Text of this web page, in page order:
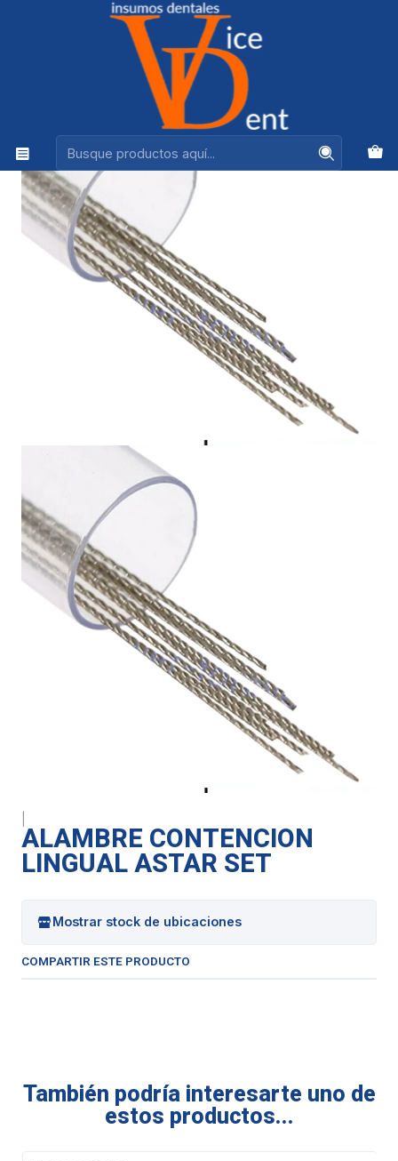
Ventas +56944575313
ORTODONCIA
ALAMBRE CONTENCION LINGUAL ASTAR SET
ALAMBRE CONTENCION
LINGUAL ASTAR SET
Mostrar stock de ubicaciones
COMPARTIR ESTE PRODUCTO
También podría interesarte uno de
estos productos...